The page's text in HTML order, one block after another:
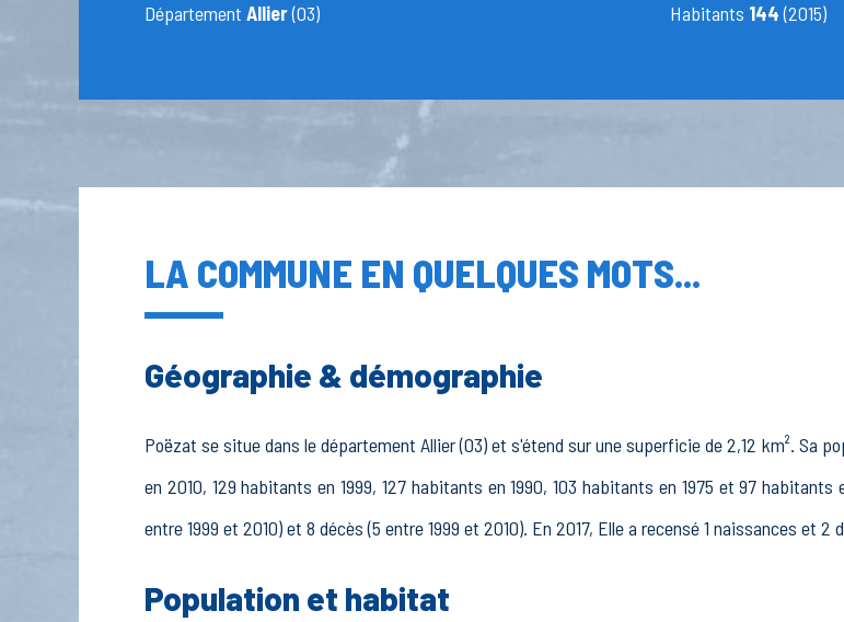
Département Allier(03) Habitants 144(2015)
LA COMMUNE EN QUELQUES MOTS...
Géographie & démographie
Poëzat se situe dans le département Allier (03) et s'étend sur une superficie de 2,12 km². Sa
en 2010, 129 habitants en 1999, 127 habitants en 1990, 103 habitants en 1975 et 97
entre 1999 et 2010) et 8 décès (5 entre 1999 et 2010). En 2017, Elle a recensé 1 naissances et 2
Population et habitat